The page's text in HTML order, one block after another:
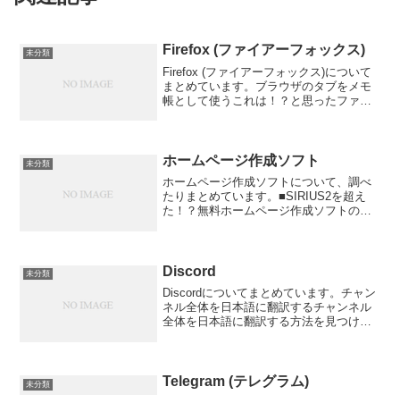
未分類 Firefox (ファイアーフォックス)
Firefox (ファイアーフォックス)について
まとめています。ブラウザのタブをメモ
帳として使うこれは！？と思ったファイ
未分類 ホームページ作成ソフト
ホームページ作成ソフトについて、調べ
たりまとめています。■SIRIUS2を超え
た！？無料ホームページ作成ソフトの紹
未分類 Discord
Discordについてまとめています。チャン
ネル全体を日本語に翻訳するチャンネル
全体を日本語に翻訳する方法を見つけま
未分類 Telegram (テレグラム)